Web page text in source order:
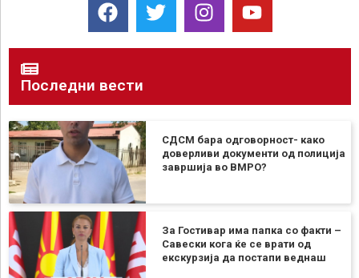
Последни вести
СДСМ бара одговорност- како
доверливи документи од полиција
завршија во ВМРО?
За Гостивар има папка со факти –
Савески кога ќе се врати од
екскурзија да постапи веднаш